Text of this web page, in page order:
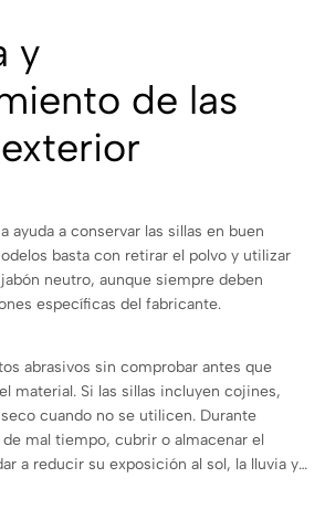
y
de las
ayuda a conservar las sillas en buen
basta con retirar el polvo y utilizar
neutro, aunque siempre deben
específicas del fabricante.
abrasivos sin comprobar antes que
material. Si las sillas incluyen cojines,
cuando no se utilicen. Durante
mal tiempo, cubrir o almacenar el
a reducir su exposición al sol, la lluvia y